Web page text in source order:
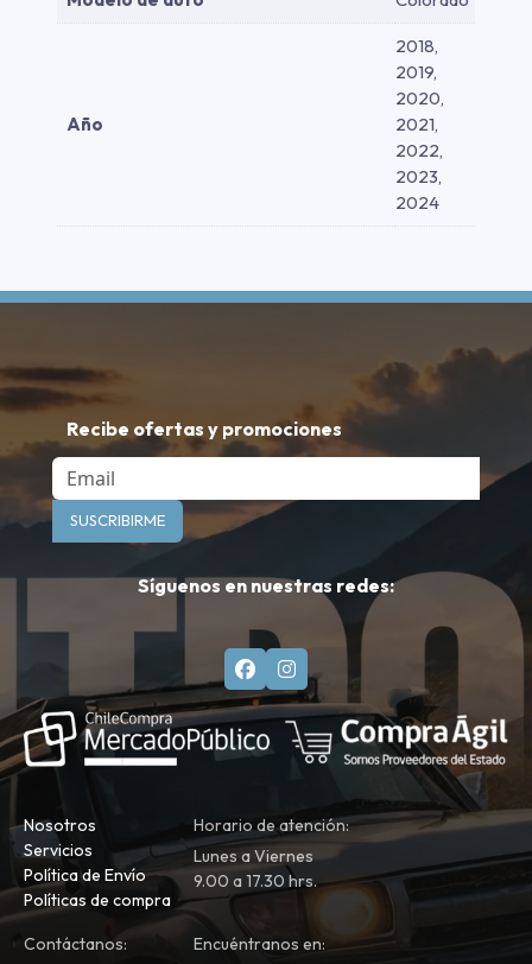
Año
2018,
2019,
2020,
2021,
2022,
2023,
2024
Recibe ofertas y promociones
Email
SUSCRIBIRME
Síguenos en nuestras redes:
Nosotros
Servicios
Política de Envío
Políticas de compra
Horario de atención:
Lunes a Viernes
9.00 a 17.30 hrs.
Contáctanos:
Encuéntranos en: